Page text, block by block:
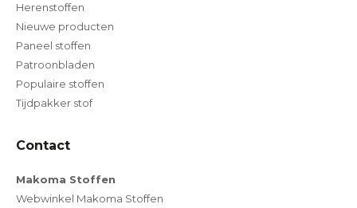
Herenstoffen
Nieuwe producten
Paneel stoffen
Patroonbladen
Populaire stoffen
Tijdpakker stof
Contact
Makoma Stoffen
Webwinkel Makoma Stoffen